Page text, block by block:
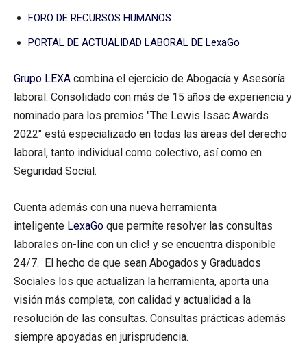
FORO DE RECURSOS HUMANOS
PORTAL DE ACTUALIDAD LABORAL DE LexaGo
Grupo LEXA combina el ejercicio de Abogacía y Asesoría
laboral. Consolidado con más de 15 años de experiencia y
nominado para los premios "The Lewis Issac Awards
2022" está especializado en todas las áreas del derecho
laboral, tanto individual como colectivo, así como en
Seguridad Social.
Cuenta además con una nueva herramienta
inteligente LexaGo que permite resolver las consultas
laborales on-line con un clic! y se encuentra disponible
24/7. El hecho de que sean Abogados y Graduados
Sociales los que actualizan la herramienta, aporta una
visión más completa, con calidad y actualidad a la
resolución de las consultas. Consultas prácticas además
siempre apoyadas en jurisprudencia.